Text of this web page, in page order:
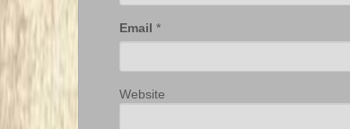
Email *
Website